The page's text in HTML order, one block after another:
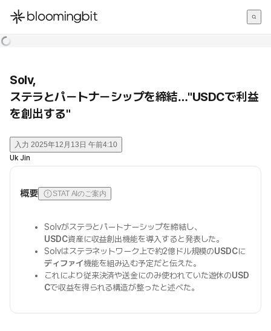
한국어
Solv,
ステラとパートナーシップを締結…"USDCで利益
を創出する"
入力 2025年12月13日 午前4:10
Uk Jin
概要 STAT AIのご案内
Solvがステラとパートナーシップを締結し、
USDC資産に収益創出機能を導入すると発表した。
Solvはステラネットワーク上で約2億ドル規模のUSDCに
ディファイ機能を組み込む予定だと伝えた。
これにより従来決済や送金にのみ使われていた遊休のUSD
Cで収益を得られる構造が整ったと述べた。